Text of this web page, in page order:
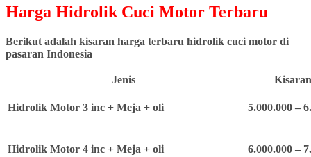
Harga Hidrolik Cuci Motor Terbaru
Berikut adalah kisaran harga terbaru hidrolik cuci motor di
pasaran Indonesia
Jenis
Hidrolik Motor 3 inc + Meja + oli 5.000.000 –
Hidrolik Motor 4 inc + Meja + oli 6.000.000 –